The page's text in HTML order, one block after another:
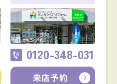
0120-348-031
来店予約